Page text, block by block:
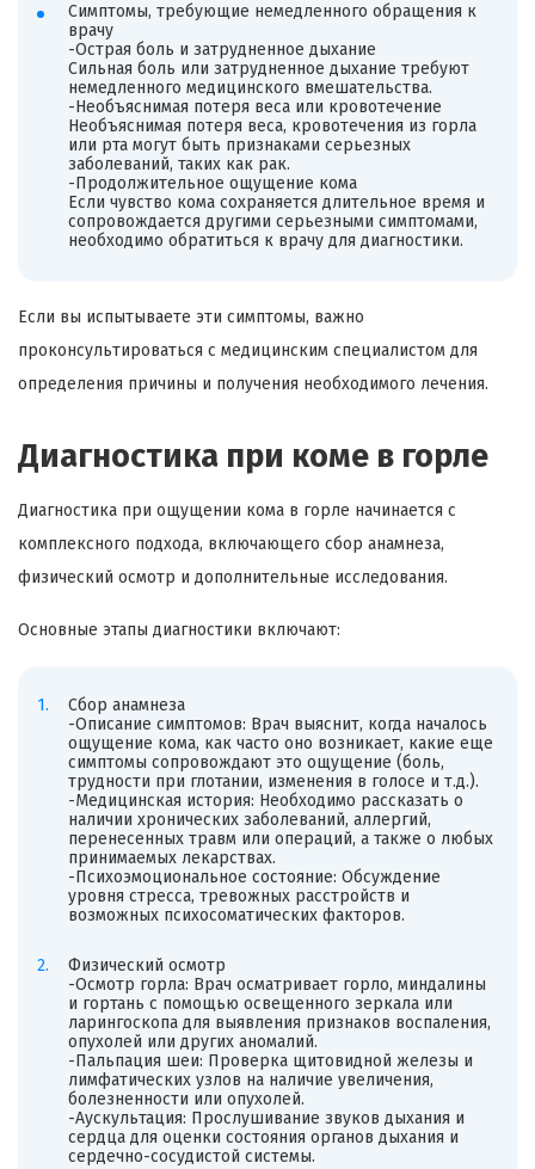
Симптомы, требующие немедленного обращения к
врачу
-Острая боль и затрудненное дыхание
Сильная боль или затрудненное дыхание требуют
немедленного медицинского вмешательства.
-Необъяснимая потеря веса или кровотечение
Необъяснимая потеря веса, кровотечения из горла
или рта могут быть признаками серьезных
заболеваний, таких как рак.
-Продолжительное ощущение кома
Если чувство кома сохраняется длительное время и
сопровождается другими серьезными симптомами,
необходимо обратиться к врачу для диагностики.
Если вы испытываете эти симптомы, важно
проконсультироваться с медицинским специалистом для
определения причины и получения необходимого лечения.
Диагностика при коме в горле
Диагностика при ощущении кома в горле начинается с
комплексного подхода, включающего сбор анамнеза,
физический осмотр и дополнительные исследования.
Основные этапы диагностики включают:
Сбор анамнеза
-Описание симптомов: Врач выяснит, когда началось
ощущение кома, как часто оно возникает, какие еще
симптомы сопровождают это ощущение (боль,
трудности при глотании, изменения в голосе и т.д.).
-Медицинская история: Необходимо рассказать о
наличии хронических заболеваний, аллергий,
перенесенных травм или операций, а также о любых
принимаемых лекарствах.
-Психоэмоциональное состояние: Обсуждение
уровня стресса, тревожных расстройств и
возможных психосоматических факторов.
Физический осмотр
-Осмотр горла: Врач осматривает горло, миндалины
и гортань с помощью освещенного зеркала или
ларингоскопа для выявления признаков воспаления,
опухолей или других аномалий.
-Пальпация шеи: Проверка щитовидной железы и
лимфатических узлов на наличие увеличения,
болезненности или опухолей.
-Аускультация: Прослушивание звуков дыхания и
сердца для оценки состояния органов дыхания и
сердечно-сосудистой системы.